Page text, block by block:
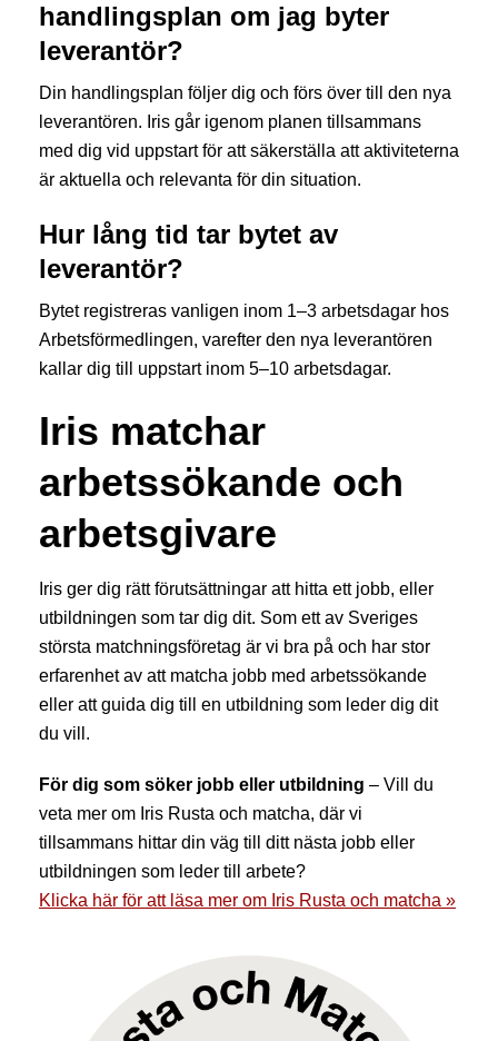
handlingsplan om jag byter
leverantör?
Din handlingsplan följer dig och förs över till den nya
leverantören. Iris går igenom planen tillsammans
med dig vid uppstart för att säkerställa att aktiviteterna
är aktuella och relevanta för din situation.
Hur lång tid tar bytet av
leverantör?
Bytet registreras vanligen inom 1–3 arbetsdagar hos
Arbetsförmedlingen, varefter den nya leverantören
kallar dig till uppstart inom 5–10 arbetsdagar.
Iris matchar
arbetssökande och
arbetsgivare
Iris ger dig rätt förutsättningar att hitta ett jobb, eller
utbildningen som tar dig dit. Som ett av Sveriges
största matchningsföretag är vi bra på och har stor
erfarenhet av att matcha jobb med arbetssökande
eller att guida dig till en utbildning som leder dig dit
du vill.
För dig som söker jobb eller utbildning – Vill du
veta mer om Iris Rusta och matcha, där vi
tillsammans hittar din väg till ditt nästa jobb eller
utbildningen som leder till arbete?
Klicka här för att läsa mer om Iris Rusta och matcha »